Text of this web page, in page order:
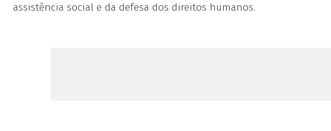
assistência social e da defesa dos direitos humanos.